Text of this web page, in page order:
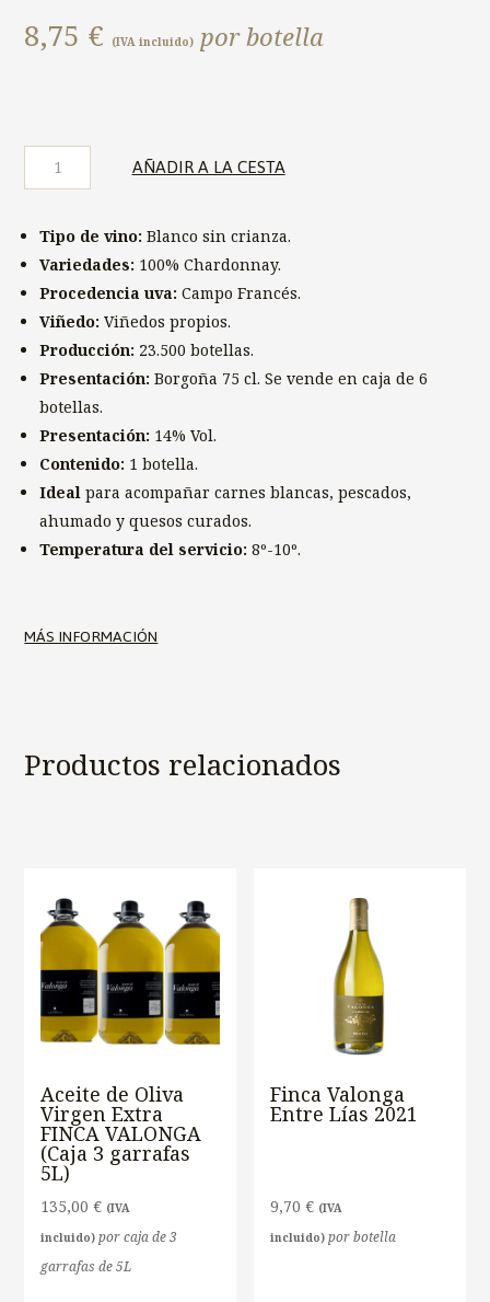
8,75 € (IVA incluido) por botella
Valonga
Chardonnay
cantidad
AÑADIR A LA CESTA
Tipo de vino: Blanco sin crianza.
Variedades: 100% Chardonnay.
Procedencia uva: Campo Francés.
Viñedo:Viñedos propios.
Producción: 23.500 botellas.
Presentación: Borgoña 75 cl. Se vende en caja de 6
botellas.
Presentación: 14% Vol.
Contenido: 1 botella.
Ideal para acompañar carnes blancas, pescados,
ahumado y quesos curados.
Temperatura del servicio: 8º-10º.
MÁS INFORMACIÓN
Productos relacionados
Aceite de Oliva
Virgen Extra
FINCA VALONGA
(Caja 3 garrafas
5L)
135,00€ (IVA
incluido) por caja de 3
garrafas de 5L
Finca Valonga
Entre Lías 2021
9,70€ (IVA
incluido) por botella